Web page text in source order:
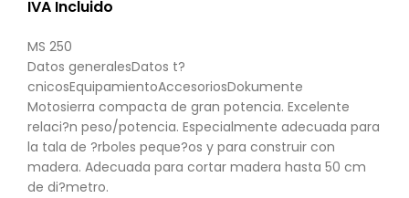
IVA Incluido
MS 250
Datos generalesDatos t?
cnicosEquipamientoAccesoriosDokumente
Motosierra compacta de gran potencia. Excelente
relaci?n peso/potencia. Especialmente adecuada para
la tala de ?rboles peque?os y para construir con
madera. Adecuada para cortar madera hasta 50 cm
de di?metro.